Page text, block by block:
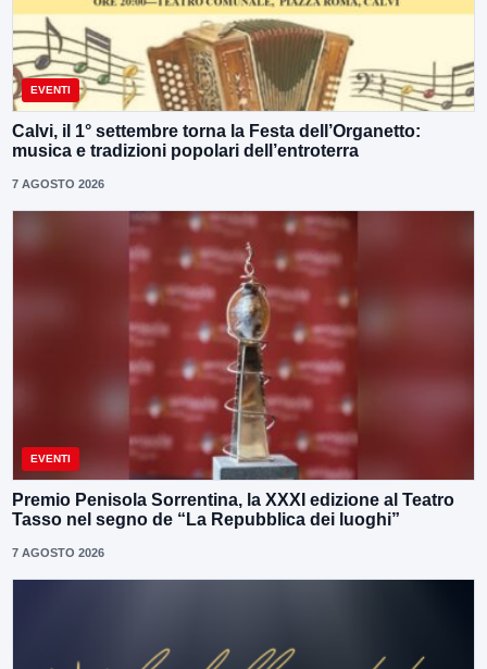
EVENTI
Calvi, il 1° settembre torna la Festa dell’Organetto:
musica e tradizioni popolari dell’entroterra
7 AGOSTO 2026
EVENTI
Premio Penisola Sorrentina, la XXXI edizione al Teatro
Tasso nel segno de “La Repubblica dei luoghi”
7 AGOSTO 2026